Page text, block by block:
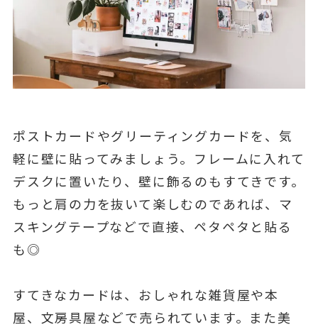
ポストカードやグリーティングカードを、気
軽に壁に貼ってみましょう。フレームに入れて
デスクに置いたり、壁に飾るのもすてきです。
もっと肩の力を抜いて楽しむのであれば、マ
スキングテープなどで直接、ペタペタと貼る
も◎
すてきなカードは、おしゃれな雑貨屋や本
屋、文房具屋などで売られています。また美